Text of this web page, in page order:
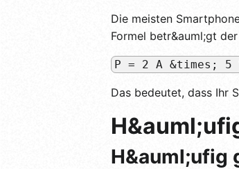
Die meisten
Formel betr&auml;gt
P = 2 A &times; 5
Das bedeutet, dass Ihr
H&auml;ufig